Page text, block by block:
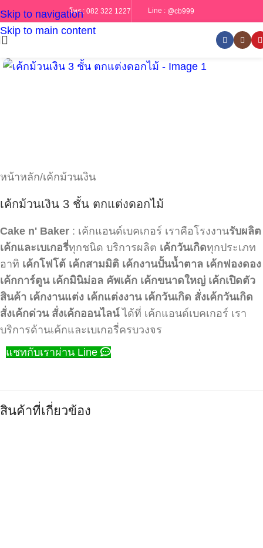
Skip to navigation
Skip to main content
โทร : 082 322 1227 Line : @cb999
หน้าหลัก/เค้กม้วนเงิน
เค้กม้วนเงิน 3 ชั้น ตกแต่งดอกไม้
Cake n' Baker : เค้กแอนด์เบคเกอร์ เราคือโรงงานรับผลิต
เค้กและเบเกอรี่ทุกชนิด บริการผลิต เค้กวันเกิดทุกประเภท
อาทิ เค้กโฟโต้ เค้กสามมิติ เค้กงานปั้นน้ำตาล เค้กฟองดอง
เค้กการ์ตูน เค้กมินิม่อล คัพเค้ก เค้กขนาดใหญ่ เค้กเปิดตัว
สินค้า เค้กงานแต่ง เค้กแต่งงาน เค้กวันเกิด สั่งเค้กวันเกิด
สั่งเค้กด่วน สั่งเค้กออนไลน์ได้ที่ เค้กแอนด์เบคเกอร์ เรา
บริการด้านเค้กและเบเกอรี่ครบวงจร
แชทกับเราผ่าน Line
สินค้าที่เกี่ยวข้อง